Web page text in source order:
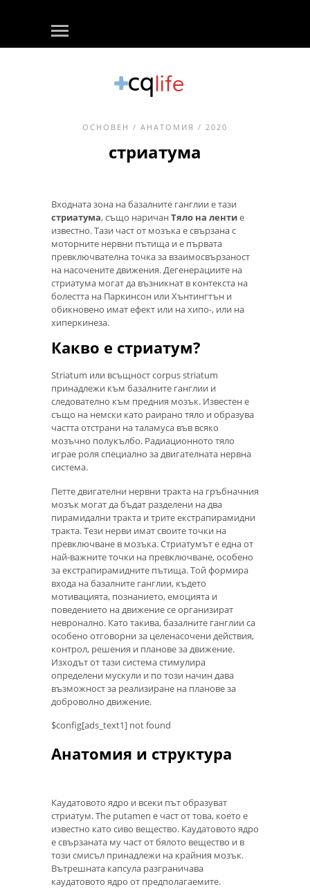
ОСНОВЕН / АНАТОМИЯ / 2020
стриатума
Входната зона на базалните ганглии е тази
стриатума, също наричан Тяло на лентие
известно. Тази част от мозъка е свързана с
моторните нервни пътища и е първата
превключвателна точка за взаимосвързаност
на насочените движения. Дегенерациите на
стриатума могат да възникнат в контекста на
болестта на Паркинсон или Хънтингтън и
обикновено имат ефект или на хипо-, или на
хиперкинеза.
Какво е стриатум?
Striatum или всъщност corpus striatum
принадлежи към базалните ганглии и
следователно към предния мозък. Известен е
също на немски като раирано тяло и образува
частта отстрани на таламуса във всяко
мозъчно полукълбо. Радиационното тяло
играе роля специално за двигателната нервна
система.
Петте двигателни нервни тракта на гръбначния
мозък могат да бъдат разделени на два
пирамидални тракта и трите екстрапирамидни
тракта. Тези нерви имат своите точки на
превключване в мозъка. Стриатумът е една от
най-важните точки на превключване, особено
за екстрапирамидните пътища. Той формира
входа на базалните ганглии, където
мотивацията, познанието, емоцията и
поведението на движение се организират
невронално. Като такива, базалните ганглии са
особено отговорни за целенасочени действия,
контрол, решения и планове за движение.
Изходът от тази система стимулира
определени мускули и по този начин дава
възможност за реализиране на планове за
доброволно движение.
$config[ads_text1] not found
Анатомия и структура
Каудатовото ядро ​​и всеки път образуват
стриатум. The putamen е част от това, което е
известно като сиво вещество. Каудатовото ядро
​​е свързаната му част от бялото вещество и в
този смисъл принадлежи на крайния мозък.
Вътрешната капсула разграничава
каудатовото ядро ​​от предполагаемите.